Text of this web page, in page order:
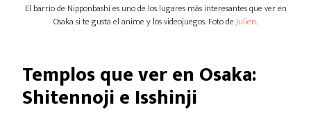
El barrio de Nipponbashi es uno de los lugares más interesantes que ver en
Osaka si te gusta el anime y los videojuegos. Foto deJulien.
Templos que ver en Osaka:
Shitennoji e Isshinji